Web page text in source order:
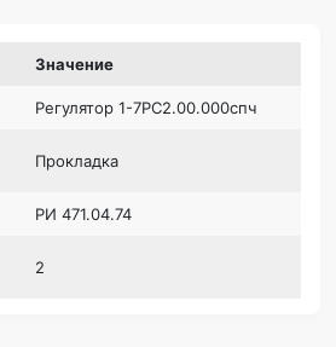
Значение
Регулятор 1-7РС2.00.000спч
Прокладка
РИ 471.04.74
2